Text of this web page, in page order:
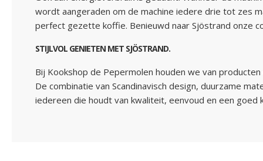
wordt aangeraden om de machine iedere drie tot zes
perfect gezette koffie. Benieuwd naar Sjöstrand onze
STIJLVOL GENIETEN MET SJÖSTRAND.
Bij Kookshop de Pepermolen houden we van
De combinatie van Scandinavisch design, duurzame
iedereen die houdt van kwaliteit, eenvoud en een goed